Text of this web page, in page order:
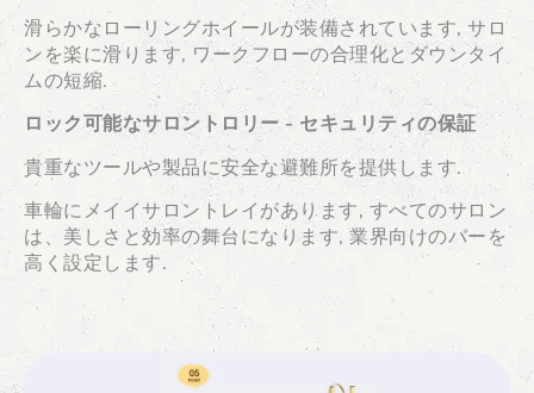
滑らかなローリングホイールが装備されています, サロ
ンを楽に滑ります, ワークフローの合理化とダウンタイ
ムの短縮.
ロック可能なサロントロリー - セキュリティの保証
貴重なツールや製品に安全な避難所を提供します.
車輪にメイイサロントレイがあります, すべてのサロン
は、美しさと効率の舞台になります, 業界向けのバーを
高く設定します.